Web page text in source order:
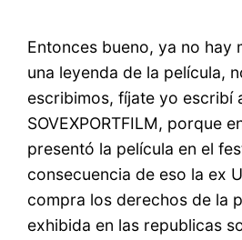
Entonces bueno, ya no hay
una leyenda de la película,
escribimos, fíjate yo escribí
SOVEXPORTFILM, porque
presentó la película en el
consecuencia de eso la ex
compra los derechos de la
exhibida en las republicas